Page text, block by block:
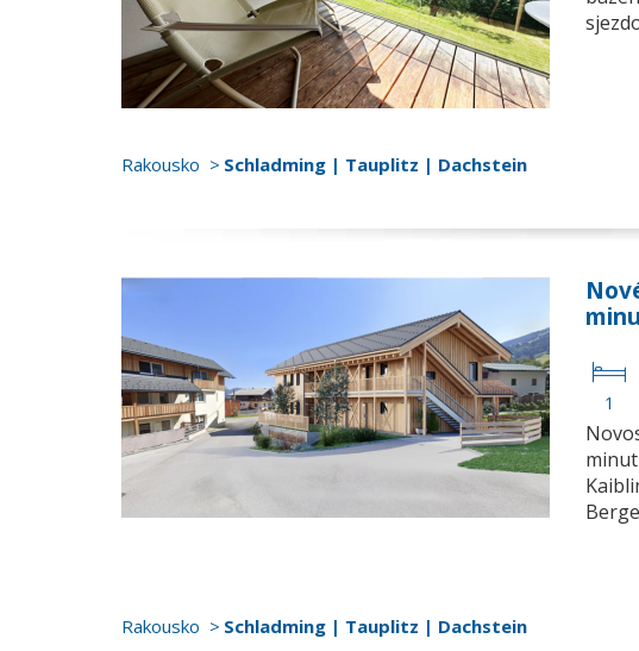
Rakousko Schladming | Tauplitz | Dachstein
1
Rakousko Schladming | Tauplitz | Dachstein